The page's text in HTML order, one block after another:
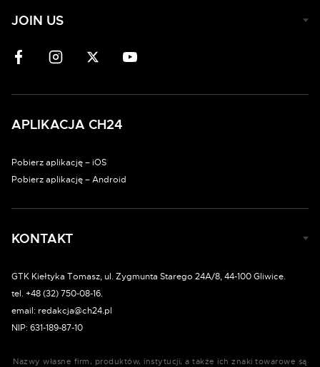
JOIN US
APLIKACJA CH24
Pobierz aplikację – iOS
Pobierz aplikację – Android
KONTAKT
GTK Kiełtyka Tomasz, ul. Zygmunta Starego 24A/8, 44-100 Gliwice.
tel. +48 (32) 750-08-16.
email: redakcja@ch24.pl
NIP: 631-189-87-10
Nazwy własne firm, produktów, instytucji, a także ich znaki towarowe są